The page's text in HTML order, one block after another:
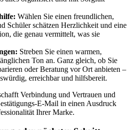
Wählen Sie einen freundlichen,
Schüler schätzen Herzlichkeit und eine
die genau vermittelt, was sie
Streben Sie einen warmen,
Ton an. Ganz gleich, ob Sie
oder Beratung vor Ort anbieten –
erreichbar und hilfsbereit.
Verbindung und Vertrauen und
E-Mail in einen Ausdruck
Ihrer Marke.